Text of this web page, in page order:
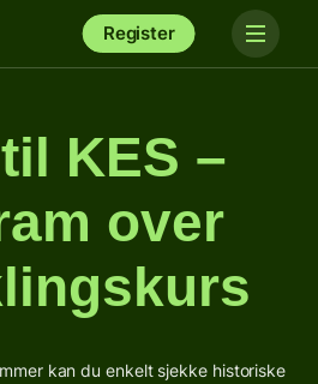
Register
KES –
over
kan du enkelt sjekke historiske